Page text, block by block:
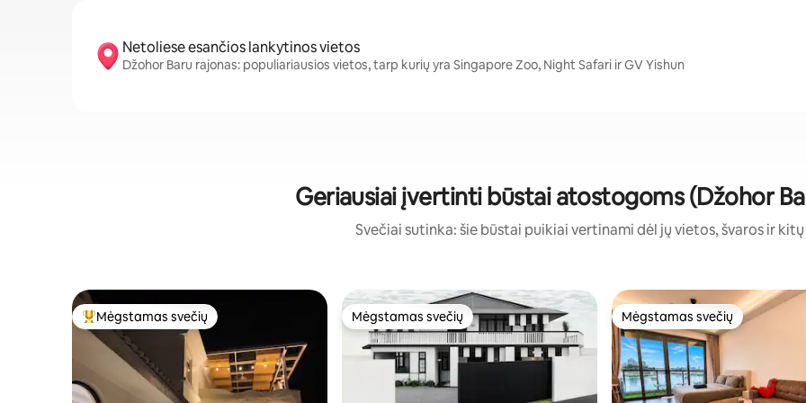
Netoliese esančios lankytinos vietos
Džohor Baru rajonas: populiariausios vietos, tarp kurių yra Singapore Zoo, Night Safari ir GV Yishun
Geriausiai įvertinti būstai atostogoms (Džohor
Svečiai sutinka: šie būstai puikiai vertinami dėl jų vietos, švaros ir
Svečių mėgstamiausias
Mėgstamas svečių Mėgstamas svečių
Mėgstamas svečių Mėgstamas svečių
Mėgstamas svečių